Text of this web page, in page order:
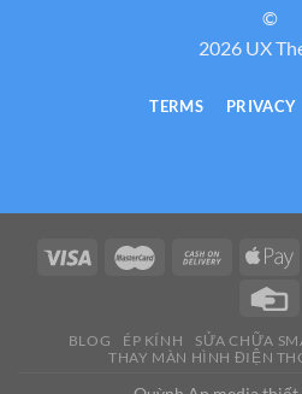
©
2026 UX
TERMS PRIVACY
BLOG ÉP KÍNH SỬA CHỮA
THAY MÀN HÌNH ĐIỆN